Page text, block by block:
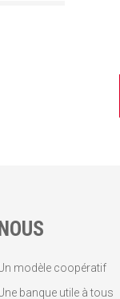
modèle coopératif
banque utile à tous